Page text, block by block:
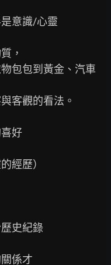
意識/心靈
，
包包到黃金、汽車
客觀的看法。
好
經歷）
史紀錄
係才